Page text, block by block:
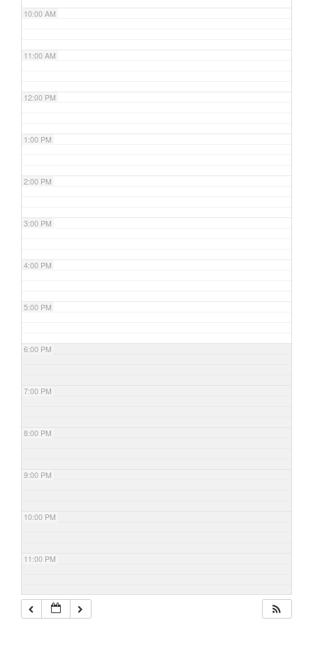
10:00 AM
11:00 AM
12:00 PM
1:00 PM
2:00 PM
3:00 PM
4:00 PM
5:00 PM
6:00 PM
7:00 PM
8:00 PM
9:00 PM
10:00 PM
11:00 PM